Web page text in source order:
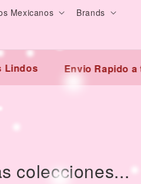
Mexicanos Brands
Envio Rapido a
colecciones...